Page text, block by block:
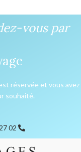
vous par
réservée et vous avez
souhaité.
02